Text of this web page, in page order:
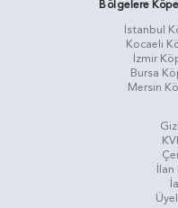
Bölgelere
İstanbul
Kocaeli
İzmir
Bursa
Mersin
İlan